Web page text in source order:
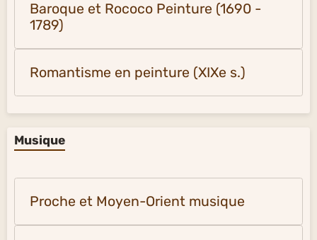
Baroque et Rococo Peinture (1690 -
1789)
Romantisme en peinture (XIXe s.)
Musique
Proche et Moyen-Orient musique